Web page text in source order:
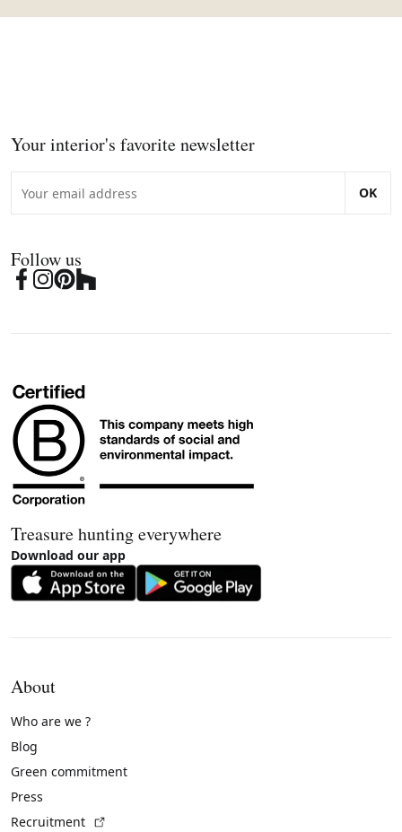
Your interior's favorite newsletter
OK
Follow us
Treasure hunting everywhere
Download our app
About
Who are we ?
Blog
Green commitment
Press
Recruitment